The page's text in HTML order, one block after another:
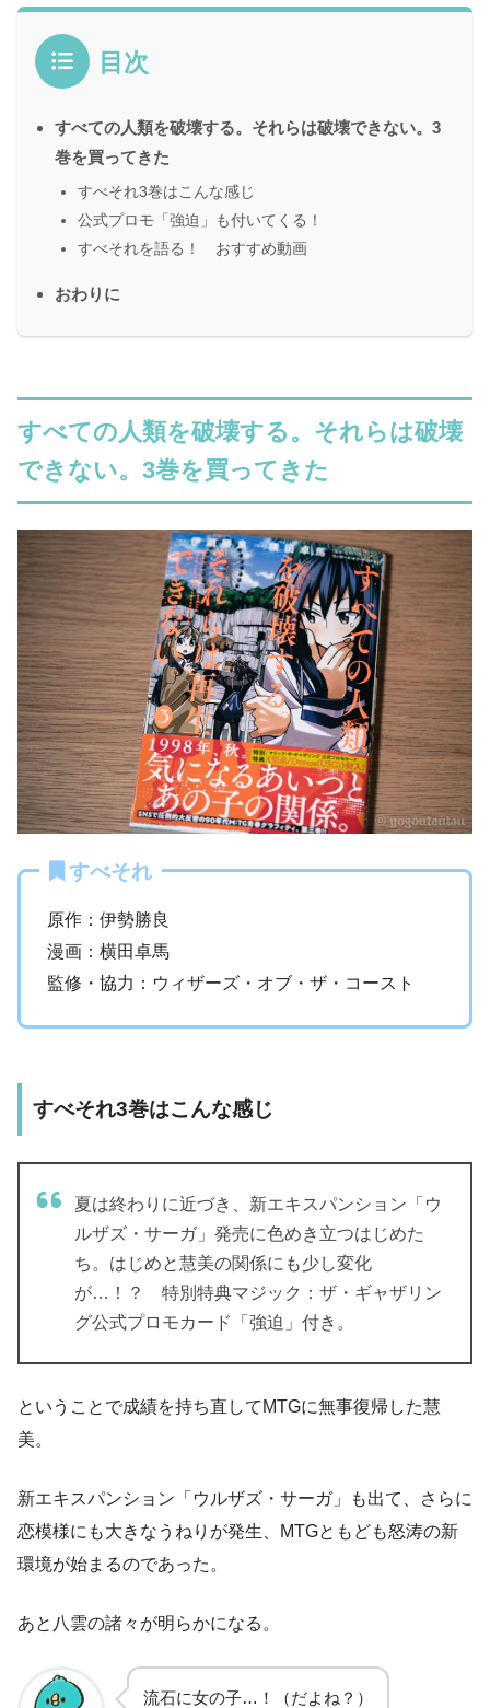
目次
すべての人類を破壊する。それらは破壊できない。3
巻を買ってきた
すべそれ3巻はこんな感じ
公式プロモ「強迫」も付いてくる！
すべそれを語る！ おすすめ動画
おわりに
すべての人類を破壊する。それらは破壊
できない。3巻を買ってきた
すべそれ
原作：伊勢勝良
漫画：横田卓馬
監修・協力：ウィザーズ・オブ・ザ・コースト
すべそれ3巻はこんな感じ
夏は終わりに近づき、新エキスパンション「ウ
ルザズ・サーガ」発売に色めき立つはじめた
ち。はじめと慧美の関係にも少し変化
が…！？ 特別特典マジック：ザ・ギャザリン
グ公式プロモカード「強迫」付き。
ということで成績を持ち直してMTGに無事復帰した慧
美。
新エキスパンション「ウルザズ・サーガ」も出て、さらに
恋模様にも大きなうねりが発生、MTGともども怒涛の新
環境が始まるのであった。
あと八雲の諸々が明らかになる。
流石に女の子…！（だよね？）